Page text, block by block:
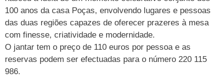
100 anos da casa Poças, envolvendo lugares e pessoas
das duas regiões capazes de oferecer prazeres à mesa
com finesse, criatividade e modernidade.
O jantar tem o preço de 110 euros por pessoa e as
reservas podem ser efectuadas para o número 220 115
986.